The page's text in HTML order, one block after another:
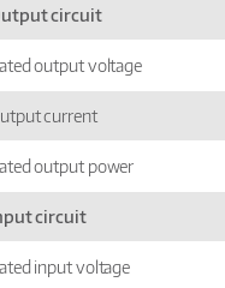
circuit
output voltage
current
output power
circuit
input voltage